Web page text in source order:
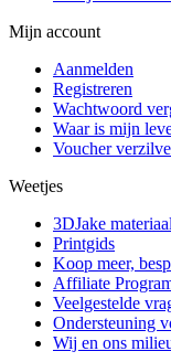
Mijn account
Aanmelden
Registreren
Wachtwoord
Waar is mijn
Voucher
Weetjes
3DJake
Printgids
Koop meer,
Affiliate
Veelgestelde
Ondersteuning
Wij en ons